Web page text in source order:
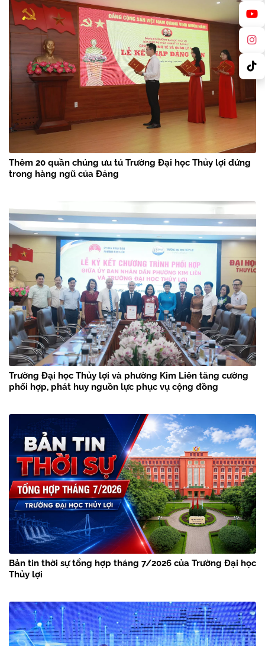
Thêm 20 quần chúng ưu tú Trường Đại học Thủy lợi đứng
trong hàng ngũ của Đảng
Trường Đại học Thủy lợi và phường Kim Liên tăng cường
phối hợp, phát huy nguồn lực phục vụ cộng đồng
Bản tin thời sự tổng hợp tháng 7/2026 của Trường Đại học
Thủy lợi